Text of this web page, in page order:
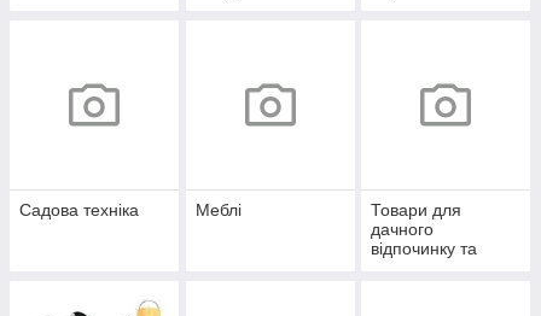
Садова техніка Меблі
Товари для
дачного
відпочинку та